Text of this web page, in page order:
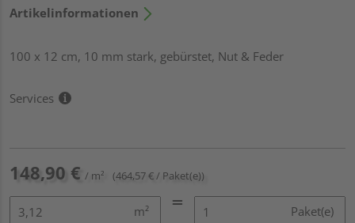
Artikelinformationen
100 x 12 cm, 10 mm stark, gebürstet, Nut & Feder
Services
148,90 € / m² (464,57 € / Paket(e))
m² Paket(e)